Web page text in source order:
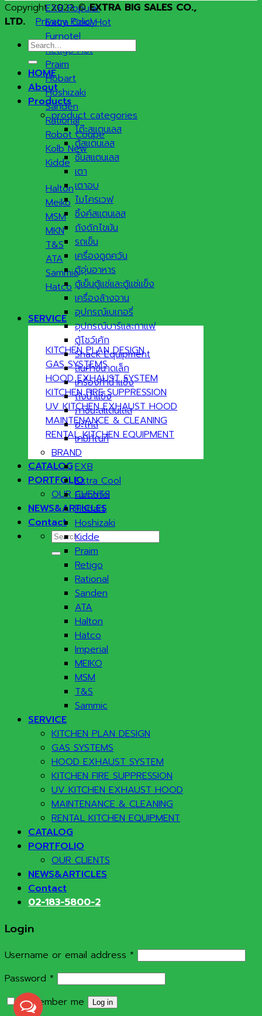
EXB
Extra Cool
Furnotel
Retigo
Praim
Hobart
Hoshizaki
Sanden
Rational
Robot Coupe
Kolb
Kidde
Halton
Meiko
MSM
MKN
T&S
ATA
Sammic
Hatco
SERVICE
KITCHEN PLAN DESIGN
GAS SYSTEMS
HOOD EXHAUST SYSTEM
KITCHEN FIRE SUPPRESSION
UV KITCHEN EXHAUST HOOD
MAINTENANCE & CLEANING
RENTAL KITCHEN EQUIPMENT
CATALOG
PORTFOLIO
OUR CLIENTS
NEWS&ARTICLES
Contact
Search
for:
Copyright 2022 ©EXTRA BIG SALES CO.,
LTD.
Privacy Policy
Search
for:
HOME
About
Products
product categories
โต๊ะสแตนเลส
ตู้สแตนเลส
ชั้นสแตนเลส
เตา
เตาอบ
ไมโครเวฟ
ซิ้งค์สแตนเลส
ถังดักไขมัน
รถเข็น
เครื่องดูดควัน
ตู้อุ่นอาหาร
ตู้เย็นตู้แช่และตู้แช่แข็ง
เครื่องล้างจาน
อุปกรณ์เบเกอรี่
อุปกรณ์บาร์และกาแฟ
ตู้โชว์เค้ก
Snack Equipment
สินค้าขนาดเล็ก
เครื่องทำน้ำแข็ง
ถังน้ำแข็ง
ภาชนะสแตนเลส
อะไหล่
เคมีภัณฑ์
BRAND
EXB
Extra Cool
Furnotel
Hobart
Hoshizaki
Kidde
Praim
Retigo
Rational
Sanden
ATA
Halton
Hatco
Imperial
MEIKO
MSM
T&S
Sammic
SERVICE
KITCHEN PLAN DESIGN
GAS SYSTEMS
HOOD EXHAUST SYSTEM
KITCHEN FIRE SUPPRESSION
UV KITCHEN EXHAUST HOOD
MAINTENANCE & CLEANING
RENTAL KITCHEN EQUIPMENT
CATALOG
PORTFOLIO
OUR CLIENTS
NEWS&ARTICLES
Contact
02-183-5800-2
Login
Username or email address * Required
Password * Required
Remember me
Log in